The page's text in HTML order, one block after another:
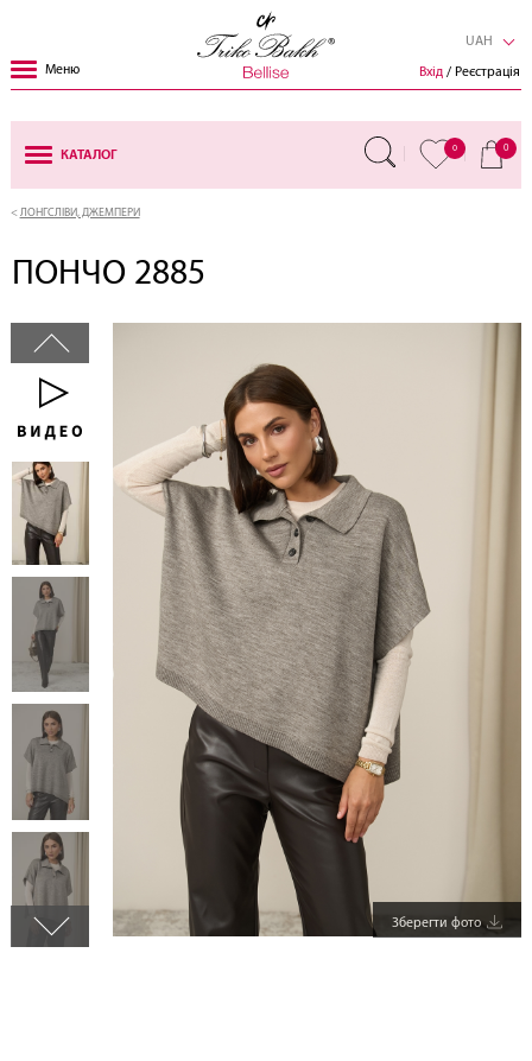
UAH
Меню
КАТАЛОГ
0 0
Вхід / Реєстрація
ЛОНГСЛІВИ, ДЖЕМПЕРИ
ПОНЧО 2885
Зберегти фото